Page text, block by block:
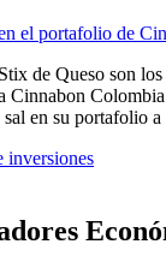
de Queso son
Cinnabon
en su portafolio
inversiones